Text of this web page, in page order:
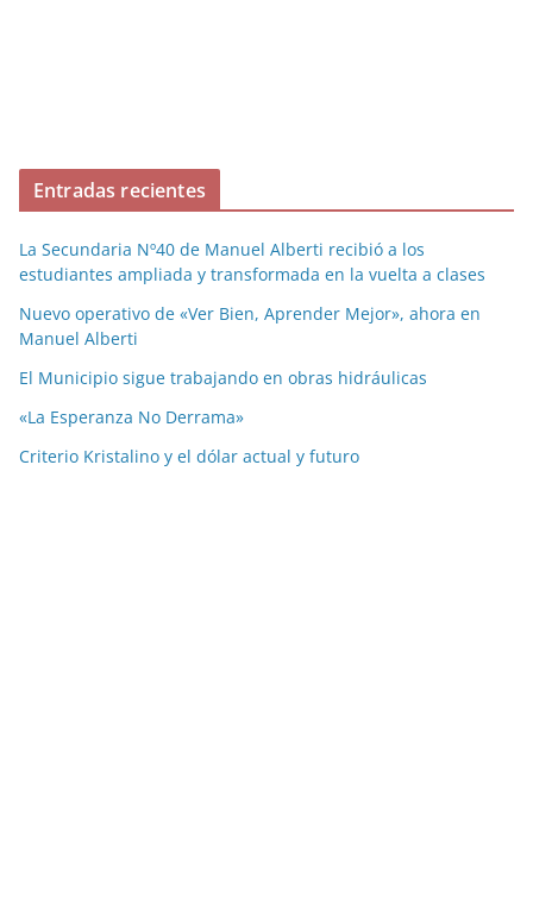
Entradas recientes
La Secundaria Nº40 de Manuel Alberti recibió a los
estudiantes ampliada y transformada en la vuelta a clases
Nuevo operativo de «Ver Bien, Aprender Mejor», ahora en
Manuel Alberti
El Municipio sigue trabajando en obras hidráulicas
«La Esperanza No Derrama»
Criterio Kristalino y el dólar actual y futuro